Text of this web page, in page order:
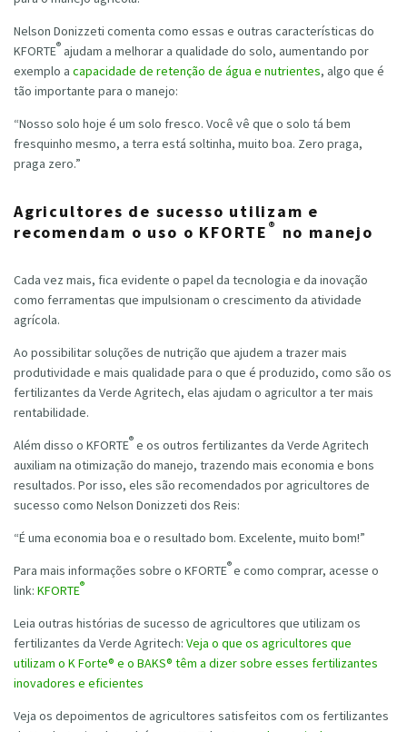
Nelson Donizzeti comenta como essas e outras características do
KFORTE® ajudam a melhorar a qualidade do solo, aumentando por
exemplo a capacidade de retenção de água e nutrientes, algo que é
tão importante para o manejo:
“Nosso solo hoje é um solo fresco. Você vê que o solo tá bem
fresquinho mesmo, a terra está soltinha, muito boa. Zero praga,
praga zero.”
Agricultores de sucesso utilizam e
recomendam o uso o KFORTE ® no manejo
Cada vez mais, fica evidente o papel da tecnologia e da inovação
como ferramentas que impulsionam o crescimento da atividade
agrícola.
Ao possibilitar soluções de nutrição que ajudem a trazer mais
produtividade e mais qualidade para o que é produzido, como são os
fertilizantes da Verde Agritech, elas ajudam o agricultor a ter mais
rentabilidade.
Além disso o KFORTE® e os outros fertilizantes da Verde Agritech
auxiliam na otimização do manejo, trazendo mais economia e bons
resultados. Por isso, eles são recomendados por agricultores de
sucesso como Nelson Donizzeti dos Reis:
“É uma economia boa e o resultado bom. Excelente, muito bom!”
Para mais informações sobre o KFORTE®e como comprar, acesse o
link: KFORTE®
Leia outras histórias de sucesso de agricultores que utilizam os
fertilizantes da Verde Agritech: Veja o que os agricultores que
utilizam o K Forte® e o BAKS® têm a dizer sobre esses fertilizantes
inovadores e eficientes
Veja os depoimentos de agricultores satisfeitos com os fertilizantes